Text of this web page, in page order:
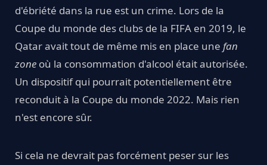
d'ébriété dans la rue est un crime. Lors de la
Coupe du monde des clubs de la FIFA en 2019, le
Qatar avait tout de même mis en place une fan
zone où la consommation d'alcool était autorisée.
Un dispositif qui pourrait potentiellement être
reconduit à la Coupe du monde 2022. Mais rien
n'est encore sûr.
Si cela ne devrait pas forcément peser sur les